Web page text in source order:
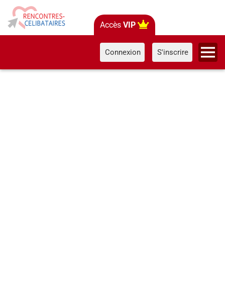
Accès VIP
Connexion S'inscrire